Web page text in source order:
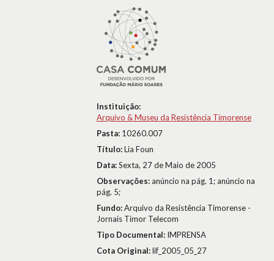
Instituição:
Arquivo & Museu da Resistência Timorense
Pasta: 10260.007
Título:Lia Foun
Data:Sexta, 27 de Maio de 2005
Observações:anúncio na pág. 1; anúncio na
pág. 5;
Fundo:Arquivo da Resistência Timorense -
Jornais Timor Telecom
Tipo Documental: IMPRENSA
Cota Original:lif_2005_05_27